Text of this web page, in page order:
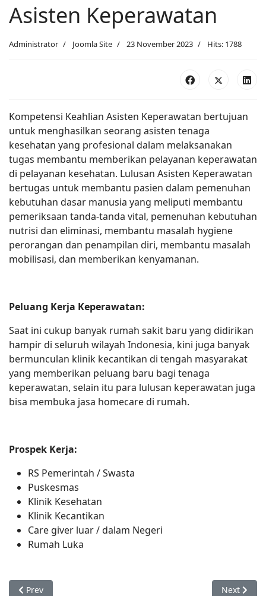
Asisten Keperawatan
Administrator Joomla Site 23 November 2023 Hits: 1788
Kompetensi Keahlian Asisten Keperawatan bertujuan
untuk menghasilkan seorang asisten tenaga
kesehatan yang profesional dalam melaksanakan
tugas membantu memberikan pelayanan keperawatan
di pelayanan kesehatan. Lulusan Asisten Keperawatan
bertugas untuk membantu pasien dalam pemenuhan
kebutuhan dasar manusia yang meliputi membantu
pemeriksaan tanda-tanda vital, pemenuhan kebutuhan
nutrisi dan eliminasi, membantu masalah hygiene
perorangan dan penampilan diri, membantu masalah
mobilisasi, dan memberikan kenyamanan.
Peluang Kerja Keperawatan:
Saat ini cukup banyak rumah sakit baru yang didirikan
hampir di seluruh wilayah Indonesia, kini juga banyak
bermunculan klinik kecantikan di tengah masyarakat
yang memberikan peluang baru bagi tenaga
keperawatan, selain itu para lulusan keperawatan juga
bisa membuka jasa homecare di rumah.
Prospek Kerja:
RS Pemerintah / Swasta
Puskesmas
Klinik Kesehatan
Klinik Kecantikan
Care giver luar / dalam Negeri
Rumah Luka
Previous article: Analis Kesehatan
Prev Next
Next